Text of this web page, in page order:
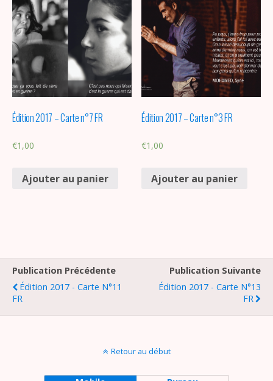
Édition 2017 – Carte n°7 FR
€1,00
Ajouter au panier
Édition 2017 – Carte n°3 FR
€1,00
Ajouter au panier
Publication Précédente
Édition 2017 - Carte N°11
FR
Publication Suivante
Édition 2017 - Carte N°13
FR
Retour au début